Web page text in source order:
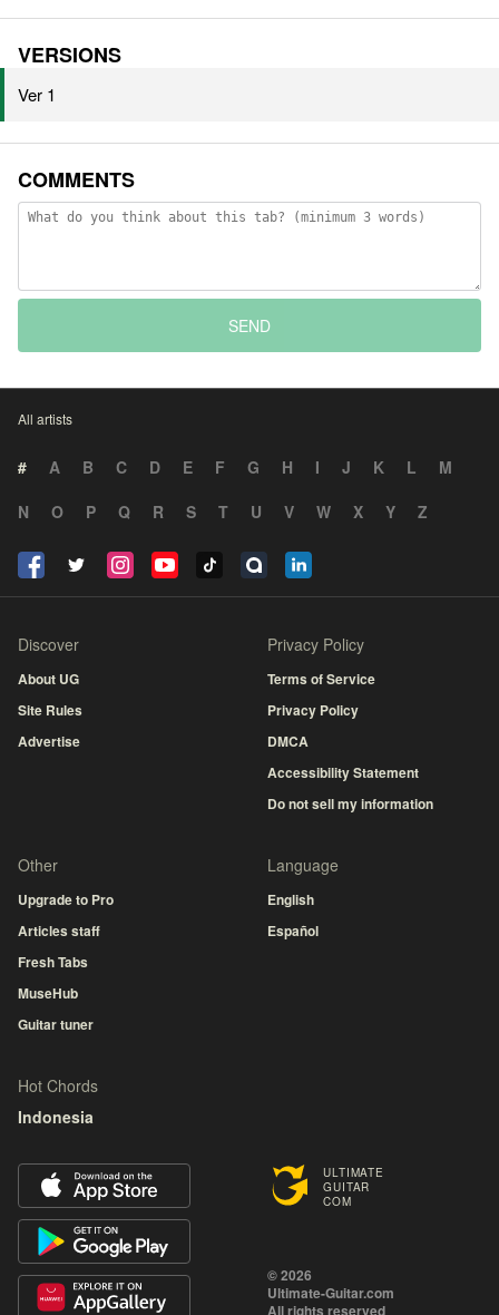
VERSIONS
Ver 1
COMMENTS
SEND
All artists
# A B C D E F G H I J K L
M
N
O P Q R S T U V W X Y Z
ULTIMATE
GUITAR
COM
© 2026
Ultimate-Guitar.com
All rights reserved
Discover
About UG
Site Rules
Advertise
Privacy Policy
Terms of Service
Privacy Policy
DMCA
Accessibility Statement
Do not sell my information
Other
Upgrade to Pro
Articles staff
Fresh Tabs
MuseHub
Guitar tuner
Language
English
Español
Hot Chords
Indonesia